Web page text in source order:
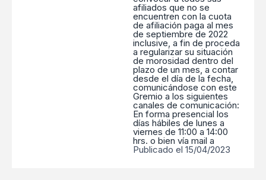
afiliados que no se
encuentren con la cuota
de afiliación paga al mes
de septiembre de 2022
inclusive, a fin de proceda
a regularizar su situación
de morosidad dentro del
plazo de un mes, a contar
desde el día de la fecha,
comunicándose con este
Gremio a los siguientes
canales de comunicación:
En forma presencial los
días hábiles de lunes a
viernes de 11:00 a 14:00
hrs. o bien vía mail a
Publicado el 15/04/2023